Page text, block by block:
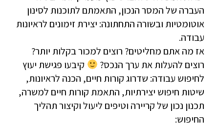
העברה של המסר הנכון, התאמתם לתוכנות לסינון
אוטומטיות ובשורה התחתונה: יצירת זימונים לראיונות
עבודה.
אז מה אתם מחליטים? רוצים למכור בקלות יותר?
רוצים להעלות את ערך הנכס?
קיבעו פגישת יעוץ
לחיפוש עבודה: שדרוג קורות חיים, הכנה לראיונות,
שיטות חיפוש יצירתיות, התאמת קורות חיים למשרה,
תכנון נכון של קריירה וטיפים ליעול וקיצור תהליך
החיפוש: